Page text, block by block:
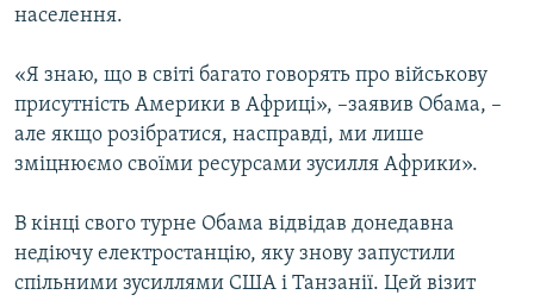
населення.
«Я знаю, що в світі багато говорять про військову
присутність Америки в Африці», –заявив Обама, –
але якщо розібратися, насправді, ми лише
зміцнюємо своїми ресурсами зусилля Африки».
В кінці свого турне Обама відвідав донедавна
недіючу електростанцію, яку знову запустили
спільними зусиллями США і Танзанії. Цей візит